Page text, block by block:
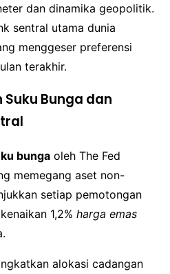
dan dinamika geopolitik.
sentral utama dunia
menggeser preferensi
terakhir.
Bunga dan
bunga oleh The Fed
memegang aset non-
setiap pemotongan
1,2% harga emas
alokasi cadangan